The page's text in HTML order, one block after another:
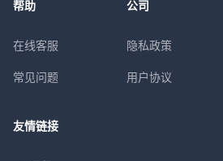
帮助
在线客服
常见问题
公司
隐私政策
用户协议
友情链接